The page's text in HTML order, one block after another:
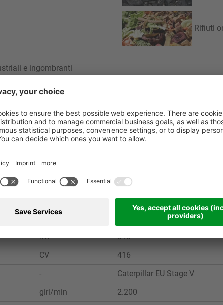
Rifiuti
e ingombranti
U.M.
kW 310
CV 416
- Caterpillar EU Stage V
giri/min 2.200